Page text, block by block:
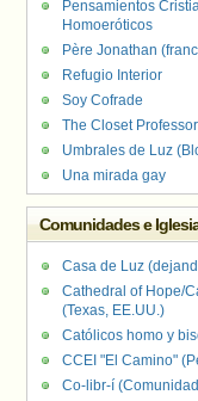
Pensamientos
Homoeróticos
Père Jonathan
Refugio Interior
Soy Cofrade
The Closet Professor
Umbrales de Luz
Una mirada gay
Comunidades e
Casa de Luz
Cathedral of Hope/
(Texas, EE.UU.)
Católicos homo y
CCEI "El Camino"
Co-libr-í